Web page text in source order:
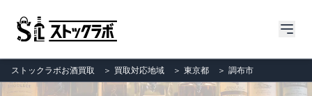
ストックラボお酒買取 ＞ 買取対応地域 ＞ 東京都 ＞ 調布市